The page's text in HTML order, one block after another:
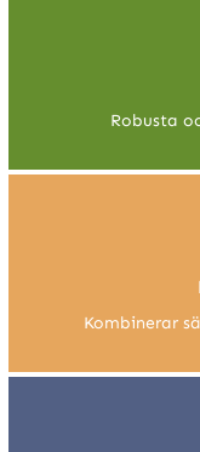
Robusta
Kombinerar